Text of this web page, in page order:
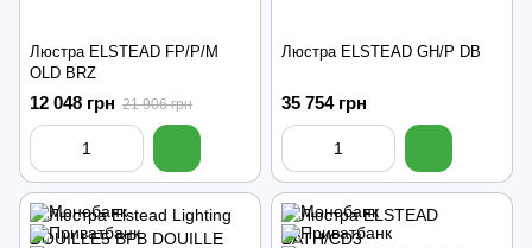
Люстра ELSTEAD FP/P/M
OLD BRZ
12 048 грн 21 906 грн
Люстра ELSTEAD GH/P DB
35 754 грн